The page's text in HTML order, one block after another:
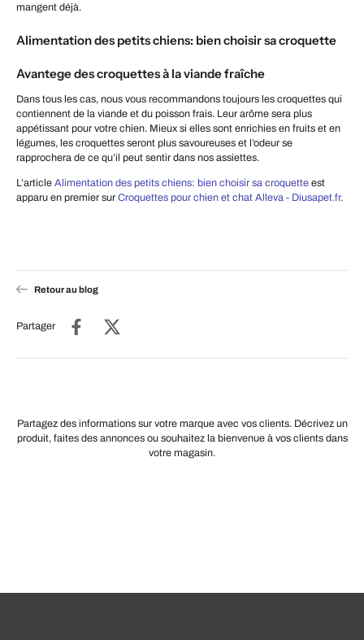
mangent déjà.
Alimentation des petits chiens: bien choisir sa croquette
Avantege des croquettes à la viande fraîche
Dans tous les cas, nous vous recommandons toujours les croquettes qui
contiennent de la viande et du poisson frais. Leur arôme sera plus
appétissant pour votre chien. Mieux si elles sont enrichies en fruits et en
légumes, les croquettes seront plus savoureuses et l’odeur se
rapprochera de ce qu’il peut sentir dans nos assiettes.
L’article Alimentation des petits chiens: bien choisir sa croquette est
apparu en premier sur Croquettes pour chien et chat Alleva - Diusapet.fr.
Retour au blog
Partager
Partagez des informations sur votre marque avec vos clients. Décrivez un
produit, faites des annonces ou souhaitez la bienvenue à vos clients dans
votre magasin.